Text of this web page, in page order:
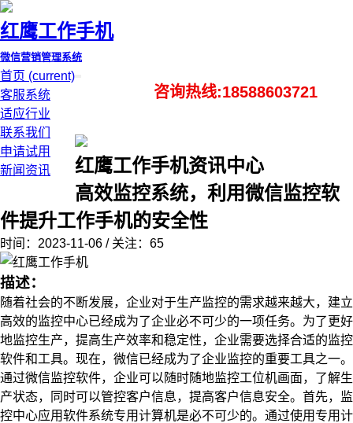
红鹰工作手机
微信营销管理系统
首页 (current)
客服系统
适应行业
联系我们
申请试用
新闻资讯
咨询热线:18588603721
红鹰工作手机资讯中心
高效监控系统，利用微信监控软
件提升工作手机的安全性
时间：2023-11-06 / 关注：65
描述：
随着社会的不断发展，企业对于生产监控的需求越来越大，建立
高效的监控中心已经成为了企业必不可少的一项任务。为了更好
地监控生产，提高生产效率和稳定性，企业需要选择合适的监控
软件和工具。现在，微信已经成为了企业监控的重要工具之一。
通过微信监控软件，企业可以随时随地监控工位机画面，了解生
产状态，同时可以管控客户信息，提高客户信息安全。首先，监
控中心应用软件系统专用计算机是必不可少的。通过使用专用计